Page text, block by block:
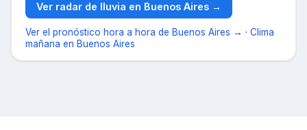
Ver radar de lluvia en Buenos Aires →
Ver el pronóstico hora a hora de Buenos Aires → · Clima
mañana en Buenos Aires